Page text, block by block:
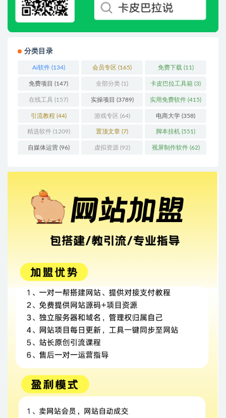
分类目录
Ai软件(134) 会员专区 (165) 免费下载 (11)
免费项目 (147) 全部分类 (1) 卡皮巴拉工具箱 (3)
在线工具 (157) 实操项目 (3789) 实用免费软件 (415)
引流教程 (44) 游戏专区 (64) 电商大学 (358)
精选软件(1209) 置顶文章 (7) 脚本挂机 (551)
自媒体运营(96) 虚拟资源 (92) 视屏制作软件(62)